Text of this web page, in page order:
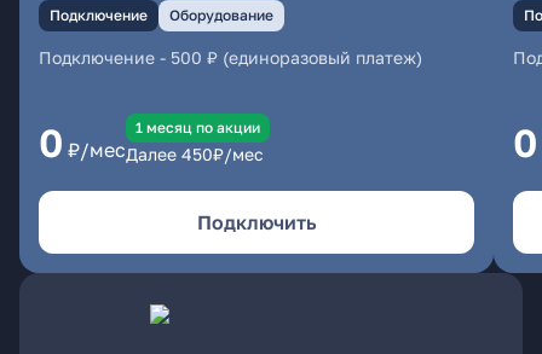
Подключение Оборудование
Подключение - 500 ₽ (единоразовый платеж)
0 ₽/мес
1 месяц по акции
Далее 450₽/мес
Подключить
0